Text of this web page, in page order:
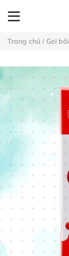
Trang chủ / Gel